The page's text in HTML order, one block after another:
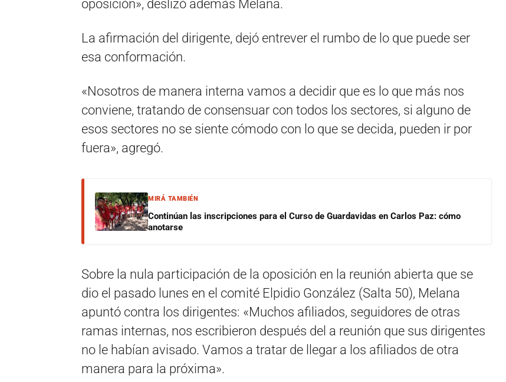
oposición», deslizó además Melana.
La afirmación del dirigente, dejó entrever el rumbo de lo que puede ser
esa conformación.
«Nosotros de manera interna vamos a decidir que es lo que más nos
conviene, tratando de consensuar con todos los sectores, si alguno de
esos sectores no se siente cómodo con lo que se decida, pueden ir por
fuera», agregó.
MIRÁ TAMBIÉN
Continúan las inscripciones para el Curso de Guardavidas en Carlos Paz: cómo
anotarse
Sobre la nula participación de la oposición en la reunión abierta que se
dio el pasado lunes en el comité Elpidio González (Salta 50), Melana
apuntó contra los dirigentes: «Muchos afiliados, seguidores de otras
ramas internas, nos escribieron después del a reunión que sus dirigentes
no le habían avisado. Vamos a tratar de llegar a los afiliados de otra
manera para la próxima».